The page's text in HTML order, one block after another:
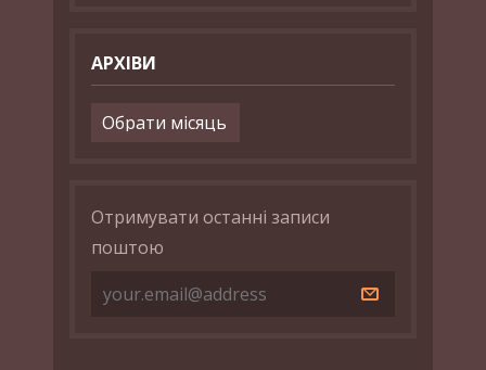
АРХІВИ
Архіви
Отримувати останні записи
поштою